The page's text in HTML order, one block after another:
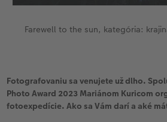
Farewell to the sun, kategória:
Fotografovaniu sa venujete už dlho.
Photo Award 2023 Mariánom Kuricom
fotoexpedície. Ako sa Vám darí a aké